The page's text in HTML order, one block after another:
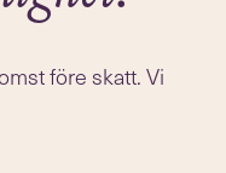
före skatt. Vi